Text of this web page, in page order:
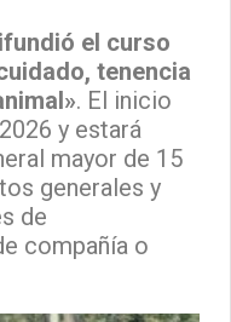
el curso
tenencia
. El inicio
y estará
mayor de 15
generales y
de
compañía o